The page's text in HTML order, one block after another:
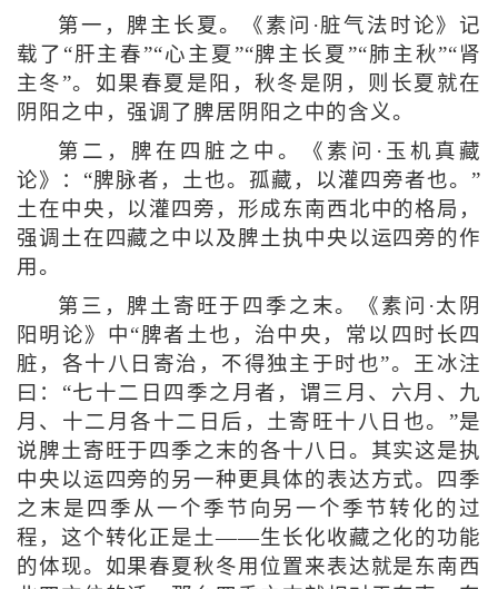
第一，脾主长夏。《素问·脏气法时论》记
载了“肝主春”“心主夏”“脾主长夏”“肺主秋”“肾
主冬”。如果春夏是阳，秋冬是阴，则长夏就在
阴阳之中，强调了脾居阴阳之中的含义。
第二，脾在四脏之中。《素问·玉机真藏
论》：“脾脉者，土也。孤藏，以灌四旁者也。”
土在中央，以灌四旁，形成东南西北中的格局，
强调土在四藏之中以及脾土执中央以运四旁的作
用。
第三，脾土寄旺于四季之末。《素问·太阴
阳明论》中“脾者土也，治中央，常以四时长四
脏，各十八日寄治，不得独主于时也”。王冰注
曰：“七十二日四季之月者，谓三月、六月、九
月、十二月各十二日后，土寄旺十八日也。”是
说脾土寄旺于四季之末的各十八日。其实这是执
中央以运四旁的另一种更具体的表达方式。四季
之末是四季从一个季节向另一个季节转化的过
程，这个转化正是土——生长化收藏之化的功能
的体现。如果春夏秋冬用位置来表达就是东南西